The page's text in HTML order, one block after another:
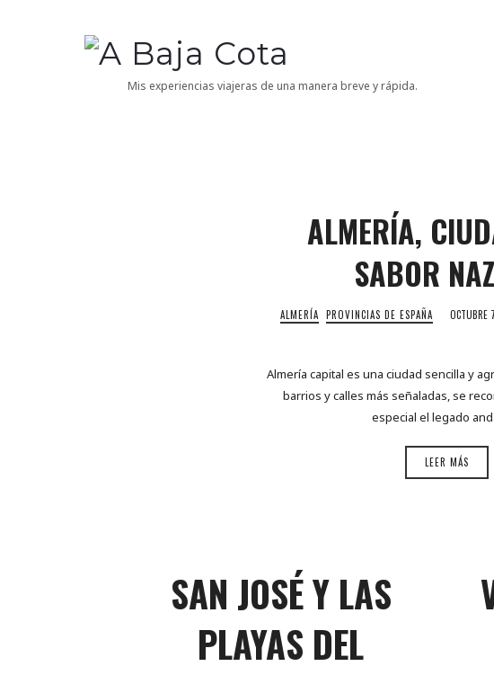
A
BajaMis experiencias viajeras de una manera breve y rápida.
ALMERÍA,
SABOR
ALMERÍA PROVINCIAS DE ESPAÑA OCTUBRE
Almería capital es una ciudad sencilla y
barrios y calles más señaladas, se
especial el legado
LEER MÁS
SAN JOSÉ Y LAS
PLAYAS DEL